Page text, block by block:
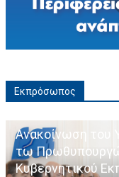
Εκπρόσωπος
Ανακοίνωση του
τω
Κυβερνητικού